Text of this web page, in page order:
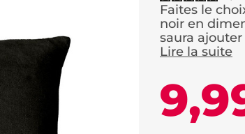
Faites le
noir en
saura ajouter
Lire la suite